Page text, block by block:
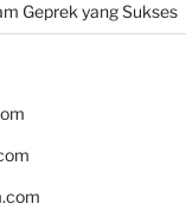
Geprek yang Sukses